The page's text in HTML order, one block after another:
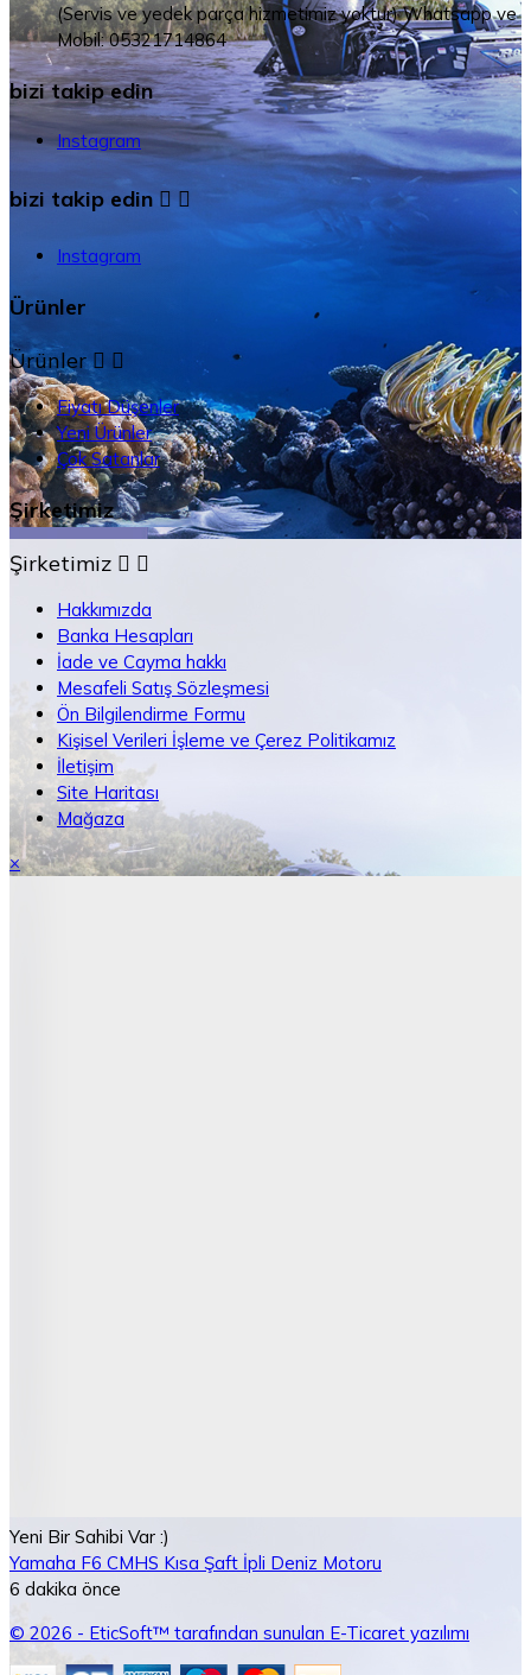
(Servis ve yedek parça hizmetimiz yoktur) Whatsapp ve
Mobil: 05321714864
bizi takip edin
Instagram
bizi takip edin  
Instagram
Ürünler
Ürünler  
Fiyatı Düşenler
Yeni Ürünler
Çok Satanlar
Şirketimiz
Şirketimiz  
Hakkımızda
Banka Hesapları
İade ve Cayma hakkı
Mesafeli Satış Sözleşmesi
Ön Bilgilendirme Formu
Kişisel Verileri İşleme ve Çerez Politikamız
İletişim
Site Haritası
Mağaza
×
Yeni Bir Sahibi Var :)
Yamaha F6 CMHS Kısa Şaft İpli Deniz Motoru
6 dakika önce
© 2026 - EticSoft™ tarafından sunulan E-Ticaret yazılımı